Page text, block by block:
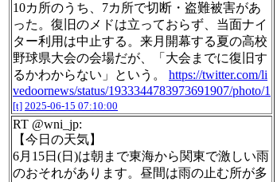
10カ所のうち、7カ所で切断・盗難被害があ
った。復旧のメドは立っておらず、当面ナイ
ター利用は中止する。来月開幕する夏の高校
野球県大会の会場だが、「大会までに復旧す
るかわからない」という。 https://twitter.com/li
vedoornews/status/1933344783973691907/photo/1
[t] 2025-06-15 07:10:00
RT @wni_jp:
【今日の天気】
6月15日(日)は朝まで東海から関東で激しい雨
のおそれがあります。昼間は雨の止む所が多